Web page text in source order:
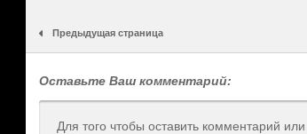
Предыдущая страница
Оставьте Ваш комментарий:
Для того чтобы оставить комментарий